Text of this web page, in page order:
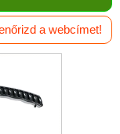
a webcímet!